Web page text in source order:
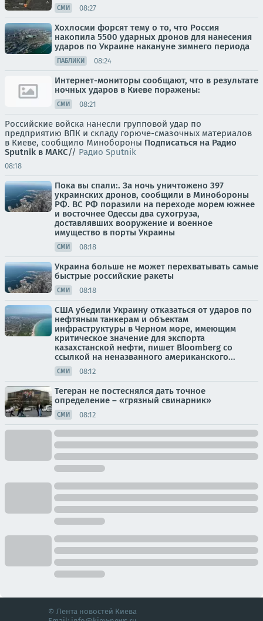
СМИ 08:27
Хохлосми форсят тему о то, что Россия
накопила 5500 ударных дронов для нанесения
ударов по Украине накануне зимнего периода
ПАБЛИКИ 08:24
Интернет-мониторы сообщают, что в результате
ночных ударов в Киеве поражены:
СМИ 08:21
Российские войска нанесли групповой удар по
предприятию ВПК и складу горюче-смазочных материалов
в Киеве, сообщило Минобороны Подписаться на Радио
Sputnik в МАКС// Радио Sputnik
08:18
Пока вы спали:. За ночь уничтожено 397
украинских дронов, сообщили в Минобороны
РФ. ВС РФ поразили на переходе морем южнее
и восточнее Одессы два сухогруза,
доставлявших вооружение и военное
имущество в порты Украины
СМИ 08:18
Украина больше не может перехватывать самые
быстрые российские ракеты
СМИ 08:18
США убедили Украину отказаться от ударов по
нефтяным танкерам и объектам
инфраструктуры в Черном море, имеющим
критическое значение для экспорта
казахстанской нефти, пишет Bloomberg со
ссылкой на неназванного американского...
СМИ 08:12
Тегеран не постеснялся дать точное
определение – «грязный свинарник»
СМИ 08:12
© Лента новостей Киева